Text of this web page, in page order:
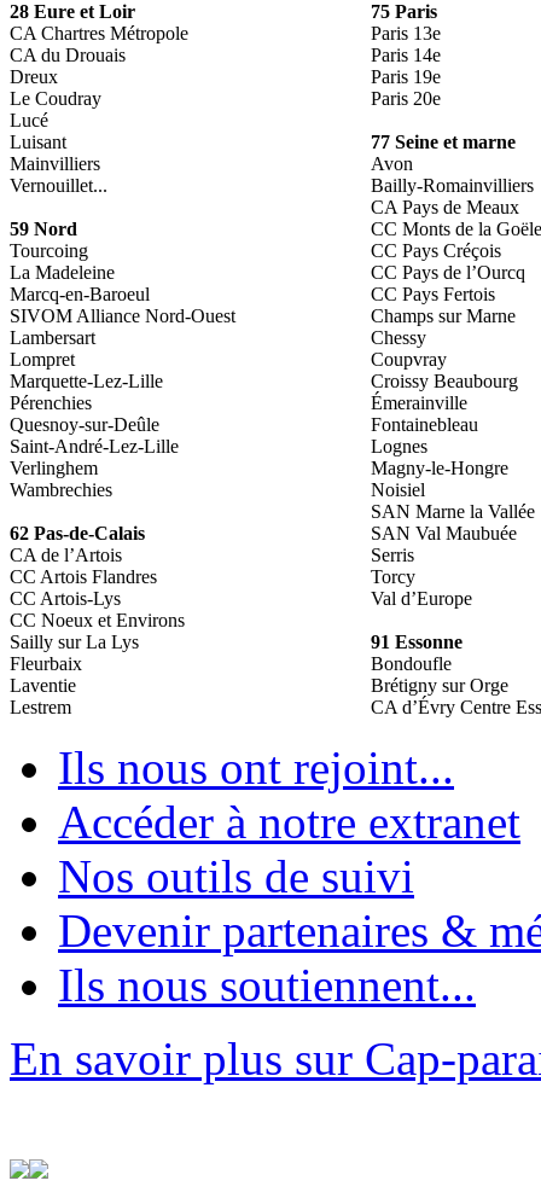
28 Eure et Loir
CA Chartres Métropole
CA du Drouais
Dreux
Le Coudray
Lucé
Luisant
Mainvilliers
Vernouillet...
59 Nord
Tourcoing
La Madeleine
Marcq-en-Baroeul
SIVOM Alliance Nord-Ouest
Lambersart
Lompret
Marquette-Lez-Lille
Pérenchies
Quesnoy-sur-Deûle
Saint-André-Lez-Lille
Verlinghem
Wambrechies
62 Pas-de-Calais
CA de l’Artois
CC Artois Flandres
CC Artois-Lys
CC Noeux et Environs
Sailly sur La Lys
Fleurbaix
Laventie
Lestrem
75 Paris
Paris 13e
Paris 14e
Paris 19e
Paris 20e
77 Seine et marne
Avon
Bailly-Romainvilliers
CA Pays de Meaux
CC Monts de la
CC Pays Créçois
CC Pays de l’Ourcq
CC Pays Fertois
Champs sur Marne
Chessy
Coupvray
Croissy Beaubourg
Émerainville
Fontainebleau
Lognes
Magny-le-Hongre
Noisiel
SAN Marne la Vallée
SAN Val Maubuée
Serris
Torcy
Val d’Europe
91 Essonne
Bondoufle
Brétigny sur Orge
CA d’Évry Centre
Ils nous ont rejoint...
Accéder à notre extranet
Nos outils de suivi
Devenir partenaires &
Ils nous soutiennent...
En savoir plus sur Cap-